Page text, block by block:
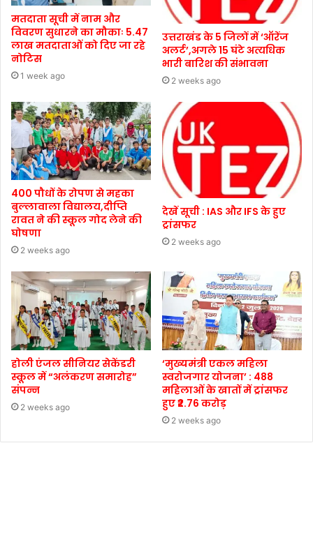
मतदाता सूची में नाम और
विवरण सुधारने का मौकाः 5.47
लाख मतदाताओं को दिए जा रहे
नोटिस
1 week ago
उत्तराखंड के 5 जिलों में ‘ऑरेंज
अलर्ट’,अगले 15 घंटे अत्यधिक
भारी बारिश की संभावना
2 weeks ago
400 पौधों के रोपण से महका
बुल्लावाला विद्यालय,दीप्ति
रावत ने की स्कूल गोद लेने की
घोषणा
2 weeks ago
देखें सूची : IAS और IFS के हुए
ट्रांसफर
2 weeks ago
होली एंजल सीनियर सेकेंडरी
स्कूल में “अलंकरण समारोह”
संपन्न
2 weeks ago
‘मुख्यमंत्री एकल महिला
स्वरोजगार योजना’ : 488
महिलाओं के खातों में ट्रांसफर
हुए ₹2.76 करोड़
2 weeks ago